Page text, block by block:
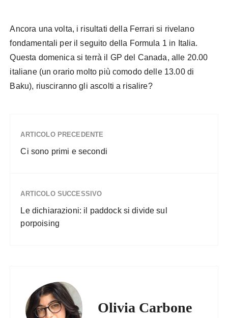
Ancora una volta, i risultati della Ferrari si rivelano
fondamentali per il seguito della Formula 1 in Italia.
Questa domenica si terrà il GP del Canada, alle 20.00
italiane (un orario molto più comodo delle 13.00 di
Baku), riusciranno gli ascolti a risalire?
ARTICOLO PRECEDENTE
Ci sono primi e secondi
ARTICOLO SUCCESSIVO
Le dichiarazioni: il paddock si divide sul
porpoising
Olivia Carbone